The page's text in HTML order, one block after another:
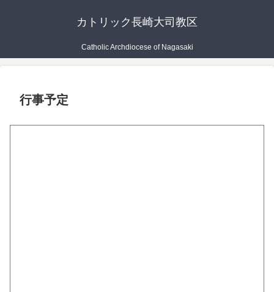
カトリック長崎大司教区
Catholic Archdiocese of Nagasaki
行事予定